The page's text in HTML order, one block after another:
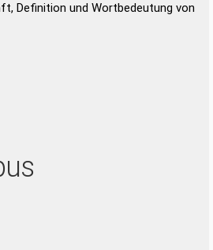
Definition und Wortbedeutung von